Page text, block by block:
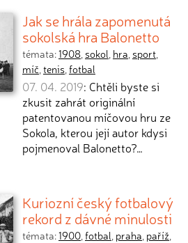
Jak se hrála zapomenutá
sokolská hra Balonetto
témata:1908, sokol, hra, sport,
míč,tenis,fotbal
07. 04. 2019: Chtěli byste si
zkusit zahrát originální
patentovanou míčovou hru ze
Sokola, kterou její autor kdysi
pojmenoval Balonetto?…
Kuriozní český fotbalový
rekord z dávné minulosti
témata:1900,fotbal, praha, paříž,